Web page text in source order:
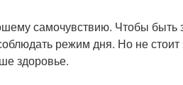
самочувствию. Чтобы
режим дня. Но не
здоровье.